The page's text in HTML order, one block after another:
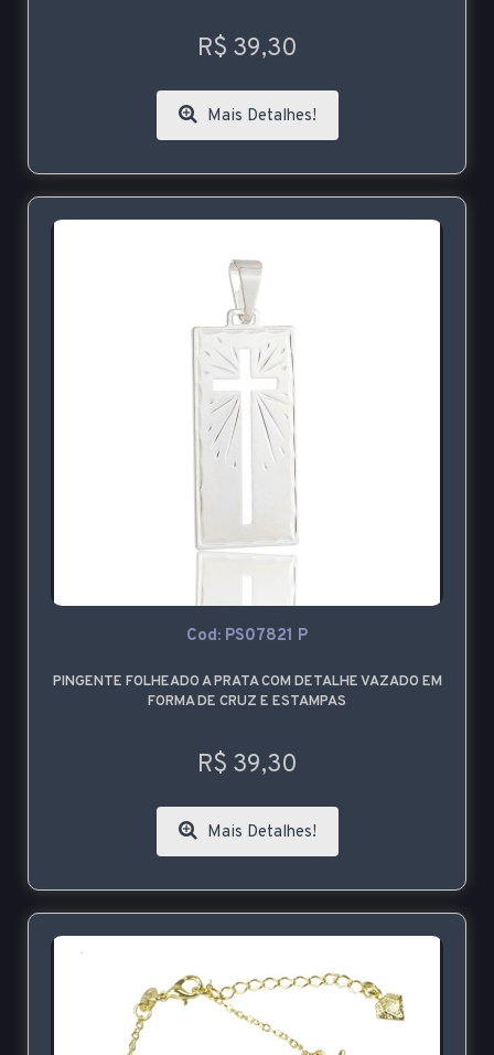
R$ 39,30
Mais Detalhes!
Cod: PS07821 P
PINGENTE FOLHEADO A PRATA COM DETALHE VAZADO EM
FORMA DE CRUZ E ESTAMPAS
R$ 39,30
Mais Detalhes!